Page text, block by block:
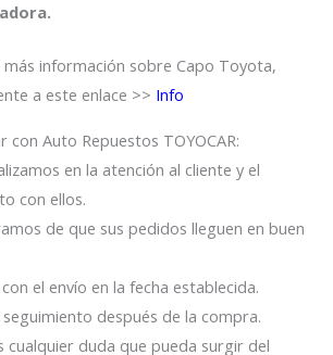
más información sobre Capo Toyota,
a este enlace >> Info
con Auto Repuestos TOYOCAR:
en la atención al cliente y el
con ellos.
de que sus pedidos lleguen en buen
el envío en la fecha establecida.
seguimiento después de la compra.
cualquier duda que pueda surgir del